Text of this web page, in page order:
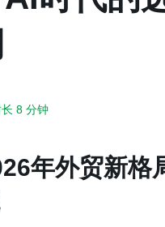
8 分钟
年外贸新格